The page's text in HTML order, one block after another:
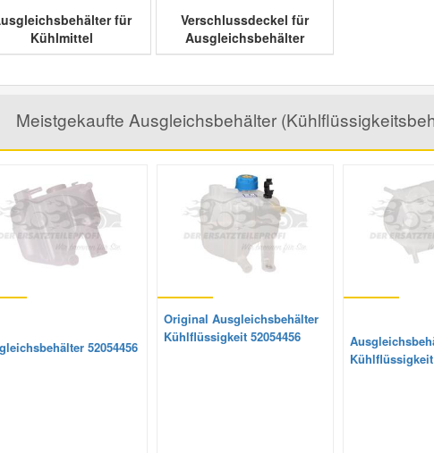
für
Kühlmittel
Verschlussdeckel für
Ausgleichsbehälter
Meistgekaufte Ausgleichsbehälter
52054456
Original Ausgleichsbehälter
Kühlflüssigkeit 52054456
Kühlflüssigkeit